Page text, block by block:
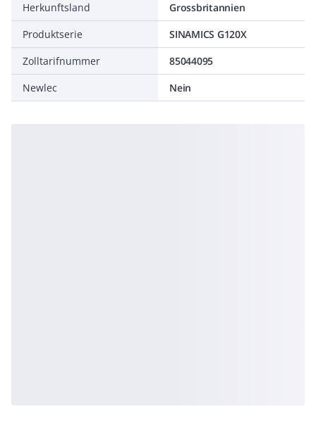
Herkunftsland
Grossbritannien
Produktserie
SINAMICS G120X
Zolltarifnummer
85044095
Newlec
Nein